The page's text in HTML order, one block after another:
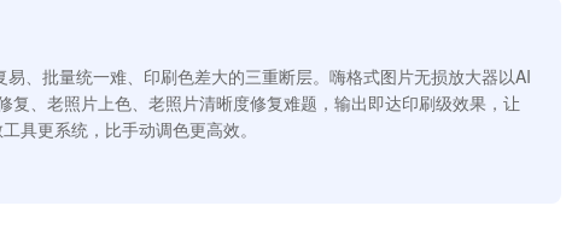
、批量统一难、印刷色差大的三重断层。嗨格式图片无损放大器以AI
复、老照片上色、老照片清晰度修复难题，输出即达印刷级效果，让
具更系统，比手动调色更高效。